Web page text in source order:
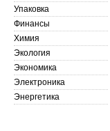
Упаковка
Финансы
Химия
Экология
Экономика
Электроника
Энергетика